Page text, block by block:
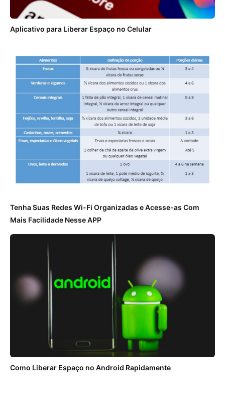
Aplicativo para Liberar Espaço no Celular
Tenha Suas Redes Wi-Fi Organizadas e Acesse-as Com
Mais Facilidade Nesse APP
Como Liberar Espaço no Android Rapidamente